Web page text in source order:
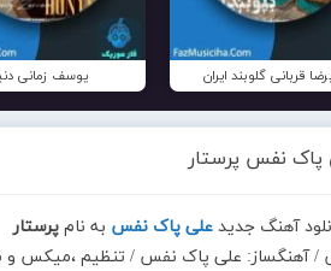
قربانی گلوبند ایران یوسف زمانی
پاک نفس پرستار
آهنگ جدید علی پاک نفس به نام پرستار
/ آهنگساز: علی پاک نفس / تنظیم ،میکس